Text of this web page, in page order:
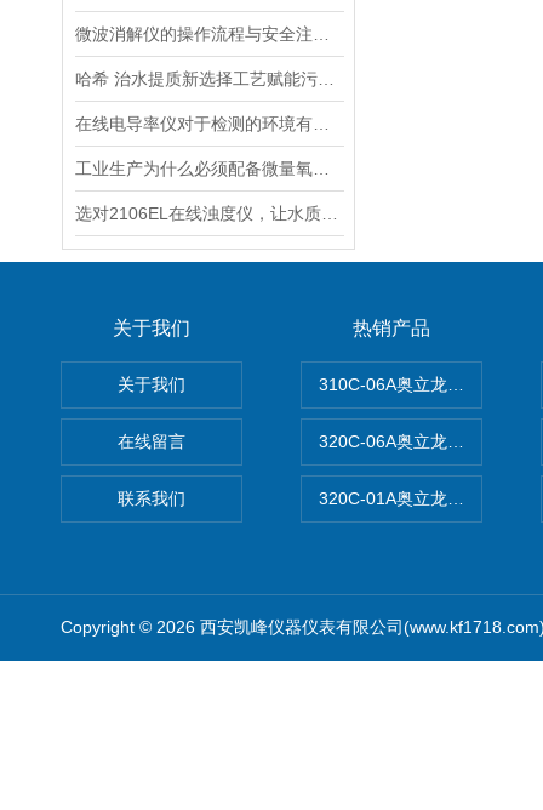
关于我们
关于我们
在线留言
联系我们
热销产品
310C-06A奥立龙实验室台式
320C-06A奥立龙实验室便携
320C-01A奥立龙实验室便携
Copyright © 2026 西安凯峰仪器仪表有限公司